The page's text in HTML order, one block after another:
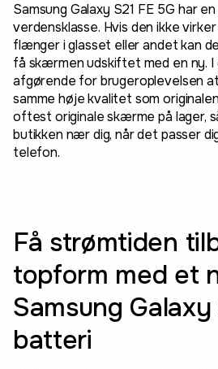
Samsung Galaxy S21 FE 5G har
verdensklasse. Hvis den ikke
flænger i glasset eller andet kan
få skærmen udskiftet med en ny.
afgørende for brugeroplevelsen
samme høje kvalitet som
oftest originale skærme på lager,
butikken nær dig, når det passer
telefon.
Få strømtiden
topform med et
Samsung Galaxy
batteri